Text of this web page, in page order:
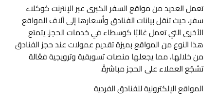
تعمل العديد من مواقع السفر الكبرى عبر الإنترنت كوكلاء
سفر، حيث تنقل بيانات الفنادق وأسعارها إلى آلاف المواقع
الأخرى التي تعمل غالبًا كوسطاء في خدمات الحجز. يتمتع
هذا النوع من المواقع بميزة تقديم عمولات عند حجز الفنادق
من خلالها، مما يجعلها منصات تسويقية وترويجية فعّالة
تشجّع العملاء على الحجز مباشرةً.
المواقع الإلكترونية للفنادق الفردية